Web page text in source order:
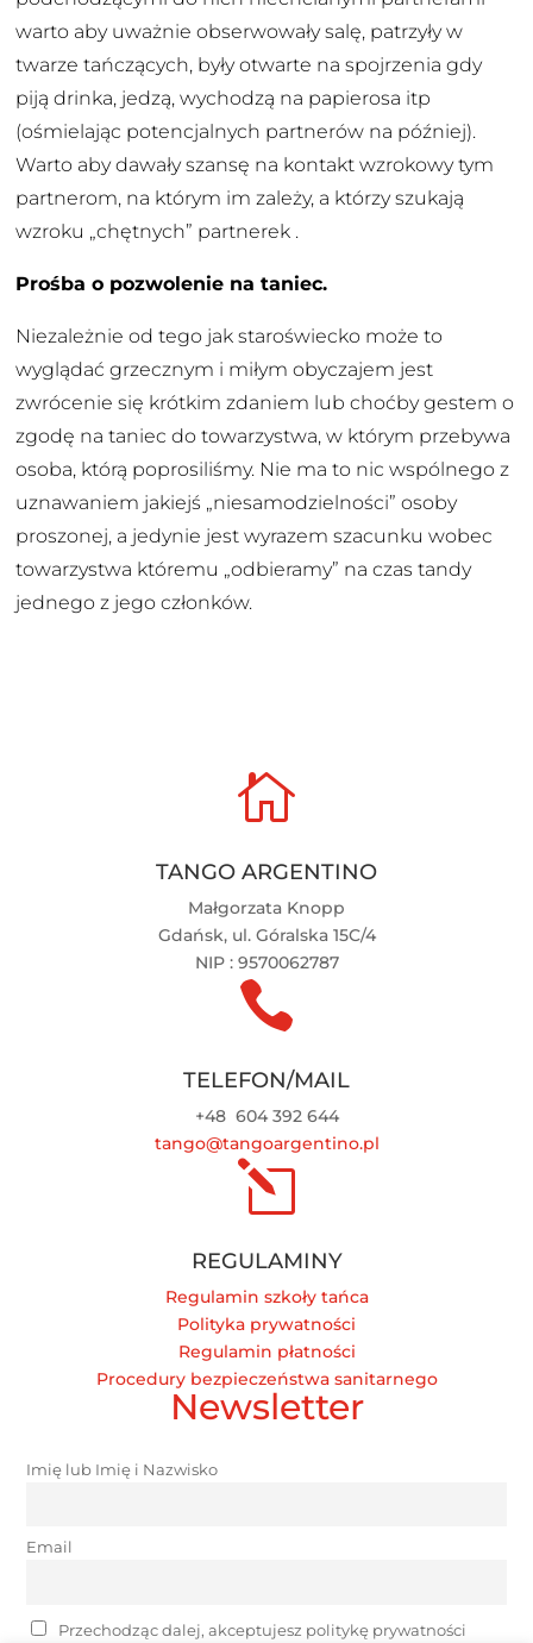
warto aby uważnie obserwowały salę, patrzyły w
twarze tańczących, były otwarte na spojrzenia gdy
piją drinka, jedzą, wychodzą na papierosa itp
(ośmielając potencjalnych partnerów na później).
Warto aby dawały szansę na kontakt wzrokowy tym
partnerom, na którym im zależy, a którzy szukają
wzroku „chętnych” partnerek .
Prośba o pozwolenie na taniec.
Niezależnie od tego jak staroświecko może to
wyglądać grzecznym i miłym obyczajem jest
zwrócenie się krótkim zdaniem lub choćby gestem o
zgodę na taniec do towarzystwa, w którym przebywa
osoba, którą poprosiliśmy. Nie ma to nic wspólnego z
uznawaniem jakiejś „niesamodzielności” osoby
proszonej, a jedynie jest wyrazem szacunku wobec
towarzystwa któremu „odbieramy” na czas tandy
jednego z jego członków.

TANGO ARGENTINO
Małgorzata Knopp
Gdańsk, ul. Góralska 15C/4
NIP : 9570062787

TELEFON/MAIL
+48 604 392 644
tango@tangoargentino.pl
l
REGULAMINY
Regulamin szkoły tańca
Polityka prywatności
Regulamin płatności
Procedury bezpieczeństwa sanitarnego
Newsletter
Imię lub Imię i Nazwisko
Email
Przechodząc dalej, akceptujesz politykę prywatności